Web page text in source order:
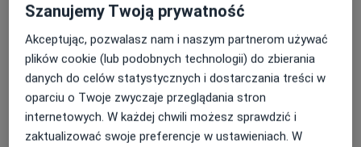
lek. Henryk Helon
os. Kolorowe 21 Rejestracja - I pietro, pok. 238,
31-940 Kraków
Na wstępie uprzejma prośba do wszystkich
naszych Pacjentek i Pacjentów.
Przed wejściem do gabinetu lekarskiego prosimy
o zgłaszanie się do rejestracji NZOZ REVITA -
Szanujemy Twoją prywatność
Akceptując, pozwalasz nam i naszym partnerom używać
plików cookie (lub podobnych technologii) do zbierania
danych do celów statystycznych i dostarczania treści w
oparciu o Twoje zwyczaje przeglądania stron
internetowych. W każdej chwili możesz sprawdzić i
zaktualizować swoje preferencje w ustawieniach. W